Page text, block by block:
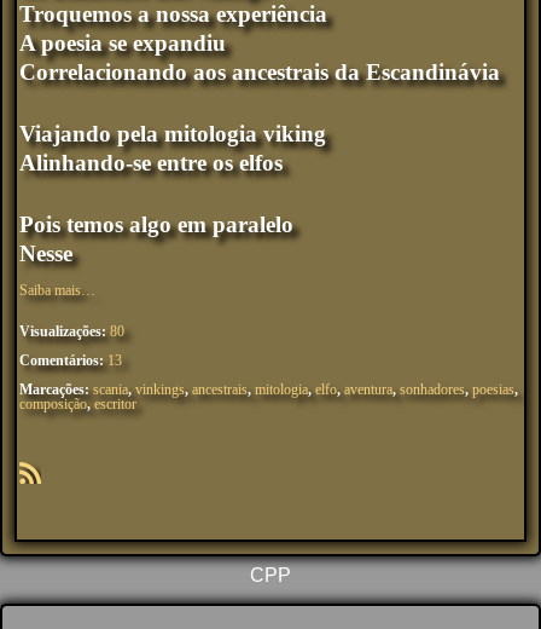
Troquemos a nossa experiência
A poesia se expandiu
Correlacionando aos ancestrais da Escandinávia
Viajando pela mitologia viking
Alinhando-se entre os elfos
Pois temos algo em paralelo
Nesse
Saiba mais…
Visualizações:80
Comentários: 13
Marcações:scania,vinkings, ancestrais, mitologia,elfo, aventura, sonhadores, poesias,
composição, escritor
CPP